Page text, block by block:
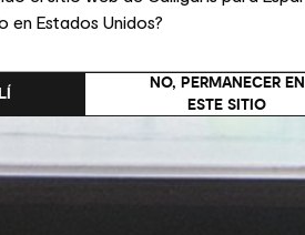
en Estados Unidos?
NO, PERMANECER EN
ESTE SITIO